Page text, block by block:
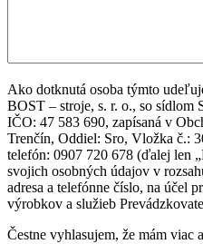
Ako dotknutá osoba týmto
BOST – stroje, s. r. o., so sídlom
IČO: 47 583 690, zapísaná v
Trenčín, Oddiel: Sro, Vložka č.:
telefón: 0907 720 678 (ďalej len
svojich osobných údajov v
adresa a telefónne číslo, na účel
výrobkov a služieb
Čestne vyhlasujem, že mám viac